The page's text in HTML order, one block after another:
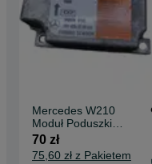
Mercedes W210
Moduł Poduszki
Powietrznej
70 zł
75,60 zł z Pakietem